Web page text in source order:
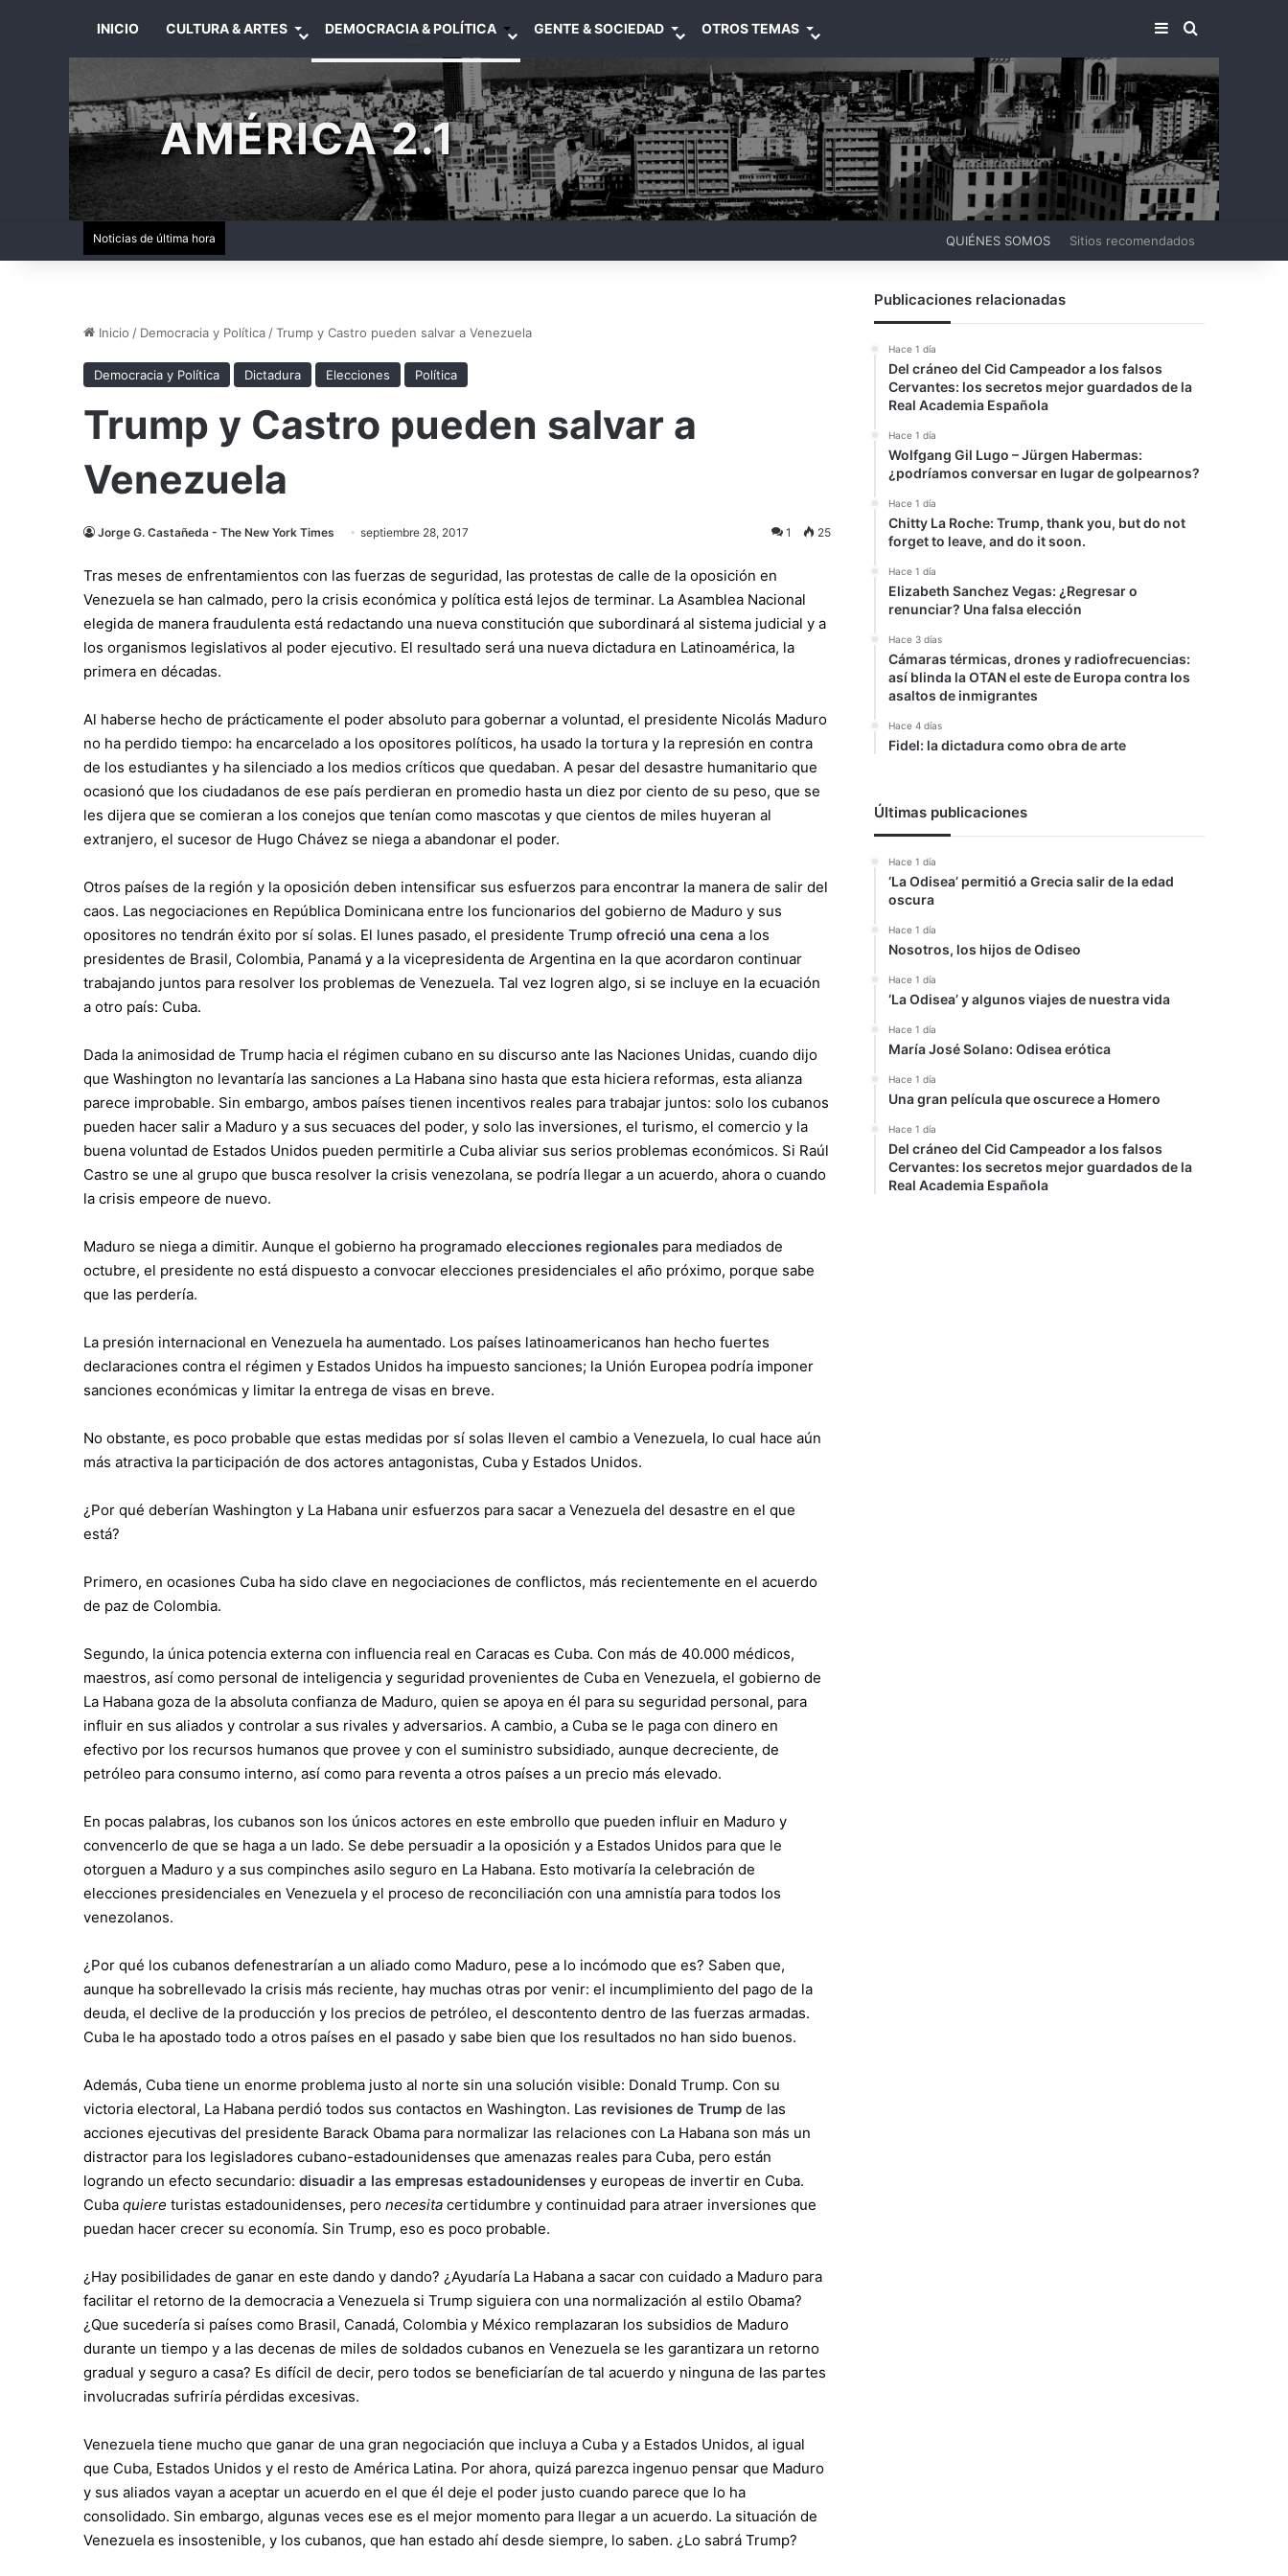
INICIO CULTURA & ARTES DEMOCRACIA & POLÍTICA GENTE & SOCIEDAD OTROS TEMAS BARRA LATERAL
BUSCAR
AMÉRICA 2.1
Noticias de última hora QUIÉNES SOMOS Sitios recomendados
Inicio / Democracia y Política /Trump y Castro pueden salvar a Venezuela
Democracia y Política Dictadura Elecciones Política
Trump y Castro pueden salvar a
Venezuela
Jorge G. Castañeda - The New York Times septiembre 28, 2017 1 25
Tras meses de enfrentamientos con las fuerzas de seguridad, las protestas de calle de la oposición en
Venezuela se han calmado, pero la crisis económica y política está lejos de terminar. La Asamblea Nacional
elegida de manera fraudulenta está redactando una nueva constitución que subordinará al sistema judicial y a
los organismos legislativos al poder ejecutivo. El resultado será una nueva dictadura en Latinoamérica, la
primera en décadas.
Al haberse hecho de prácticamente el poder absoluto para gobernar a voluntad, el presidente Nicolás Maduro
no ha perdido tiempo: ha encarcelado a los opositores políticos, ha usado la tortura y la represión en contra
de los estudiantes y ha silenciado a los medios críticos que quedaban. A pesar del desastre humanitario que
ocasionó que los ciudadanos de ese país perdieran en promedio hasta un diez por ciento de su peso, que se
les dijera que se comieran a los conejos que tenían como mascotas y que cientos de miles huyeran al
extranjero, el sucesor de Hugo Chávez se niega a abandonar el poder.
Otros países de la región y la oposición deben intensificar sus esfuerzos para encontrar la manera de salir del
caos. Las negociaciones en República Dominicana entre los funcionarios del gobierno de Maduro y sus
opositores no tendrán éxito por sí solas. El lunes pasado, el presidente Trump ofreció una cena a los
presidentes de Brasil, Colombia, Panamá y a la vicepresidenta de Argentina en la que acordaron continuar
trabajando juntos para resolver los problemas de Venezuela. Tal vez logren algo, si se incluye en la ecuación
a otro país: Cuba.
Dada la animosidad de Trump hacia el régimen cubano en su discurso ante las Naciones Unidas, cuando dijo
que Washington no levantaría las sanciones a La Habana sino hasta que esta hiciera reformas, esta alianza
parece improbable. Sin embargo, ambos países tienen incentivos reales para trabajar juntos: solo los cubanos
pueden hacer salir a Maduro y a sus secuaces del poder, y solo las inversiones, el turismo, el comercio y la
buena voluntad de Estados Unidos pueden permitirle a Cuba aliviar sus serios problemas económicos. Si Raúl
Castro se une al grupo que busca resolver la crisis venezolana, se podría llegar a un acuerdo, ahora o cuando
la crisis empeore de nuevo.
Maduro se niega a dimitir. Aunque el gobierno ha programado elecciones regionales para mediados de
octubre, el presidente no está dispuesto a convocar elecciones presidenciales el año próximo, porque sabe
que las perdería.
La presión internacional en Venezuela ha aumentado. Los países latinoamericanos han hecho fuertes
declaraciones contra el régimen y Estados Unidos ha impuesto sanciones; la Unión Europea podría imponer
sanciones económicas y limitar la entrega de visas en breve.
No obstante, es poco probable que estas medidas por sí solas lleven el cambio a Venezuela, lo cual hace aún
más atractiva la participación de dos actores antagonistas, Cuba y Estados Unidos.
¿Por qué deberían Washington y La Habana unir esfuerzos para sacar a Venezuela del desastre en el que
está?
Primero, en ocasiones Cuba ha sido clave en negociaciones de conflictos, más recientemente en el acuerdo
de paz de Colombia.
Segundo, la única potencia externa con influencia real en Caracas es Cuba. Con más de 40.000 médicos,
maestros, así como personal de inteligencia y seguridad provenientes de Cuba en Venezuela, el gobierno de
La Habana goza de la absoluta confianza de Maduro, quien se apoya en él para su seguridad personal, para
influir en sus aliados y controlar a sus rivales y adversarios. A cambio, a Cuba se le paga con dinero en
efectivo por los recursos humanos que provee y con el suministro subsidiado, aunque decreciente, de
petróleo para consumo interno, así como para reventa a otros países a un precio más elevado.
En pocas palabras, los cubanos son los únicos actores en este embrollo que pueden influir en Maduro y
convencerlo de que se haga a un lado. Se debe persuadir a la oposición y a Estados Unidos para que le
otorguen a Maduro y a sus compinches asilo seguro en La Habana. Esto motivaría la celebración de
elecciones presidenciales en Venezuela y el proceso de reconciliación con una amnistía para todos los
venezolanos.
¿Por qué los cubanos defenestrarían a un aliado como Maduro, pese a lo incómodo que es? Saben que,
aunque ha sobrellevado la crisis más reciente, hay muchas otras por venir: el incumplimiento del pago de la
deuda, el declive de la producción y los precios de petróleo, el descontento dentro de las fuerzas armadas.
Cuba le ha apostado todo a otros países en el pasado y sabe bien que los resultados no han sido buenos.
Además, Cuba tiene un enorme problema justo al norte sin una solución visible: Donald Trump. Con su
victoria electoral, La Habana perdió todos sus contactos en Washington. Las revisiones de Trump de las
acciones ejecutivas del presidente Barack Obama para normalizar las relaciones con La Habana son más un
distractor para los legisladores cubano-estadounidenses que amenazas reales para Cuba, pero están
logrando un efecto secundario: disuadir a las empresas estadounidenses y europeas de invertir en Cuba.
Cuba quiere turistas estadounidenses, pero necesita certidumbre y continuidad para atraer inversiones que
puedan hacer crecer su economía. Sin Trump, eso es poco probable.
¿Hay posibilidades de ganar en este dando y dando? ¿Ayudaría La Habana a sacar con cuidado a Maduro para
facilitar el retorno de la democracia a Venezuela si Trump siguiera con una normalización al estilo Obama?
¿Que sucedería si países como Brasil, Canadá, Colombia y México remplazaran los subsidios de Maduro
durante un tiempo y a las decenas de miles de soldados cubanos en Venezuela se les garantizara un retorno
gradual y seguro a casa? Es difícil de decir, pero todos se beneficiarían de tal acuerdo y ninguna de las partes
involucradas sufriría pérdidas excesivas.
Venezuela tiene mucho que ganar de una gran negociación que incluya a Cuba y a Estados Unidos, al igual
que Cuba, Estados Unidos y el resto de América Latina. Por ahora, quizá parezca ingenuo pensar que Maduro
y sus aliados vayan a aceptar un acuerdo en el que él deje el poder justo cuando parece que lo ha
consolidado. Sin embargo, algunas veces ese es el mejor momento para llegar a un acuerdo. La situación de
Venezuela es insostenible, y los cubanos, que han estado ahí desde siempre, lo saben. ¿Lo sabrá Trump?
Publicaciones relacionadas
Hace 1 día
Del cráneo del Cid Campeador a los falsos
Cervantes: los secretos mejor guardados de la
Real Academia Española
Hace 1 día
Wolfgang Gil Lugo – Jürgen Habermas:
¿podríamos conversar en lugar de golpearnos?
Hace 1 día
Chitty La Roche: Trump, thank you, but do not
forget to leave, and do it soon.
Hace 1 día
Elizabeth Sanchez Vegas: ¿Regresar o
renunciar? Una falsa elección
Hace 3 días
Cámaras térmicas, drones y radiofrecuencias:
así blinda la OTAN el este de Europa contra los
asaltos de inmigrantes
Hace 4 días
Fidel: la dictadura como obra de arte
Últimas publicaciones
Hace 1 día
‘La Odisea’ permitió a Grecia salir de la edad
oscura
Hace 1 día
Nosotros, los hijos de Odiseo
Hace 1 día
‘La Odisea’ y algunos viajes de nuestra vida
Hace 1 día
María José Solano: Odisea erótica
Hace 1 día
Una gran película que oscurece a Homero
Hace 1 día
Del cráneo del Cid Campeador a los falsos
Cervantes: los secretos mejor guardados de la
Real Academia Española